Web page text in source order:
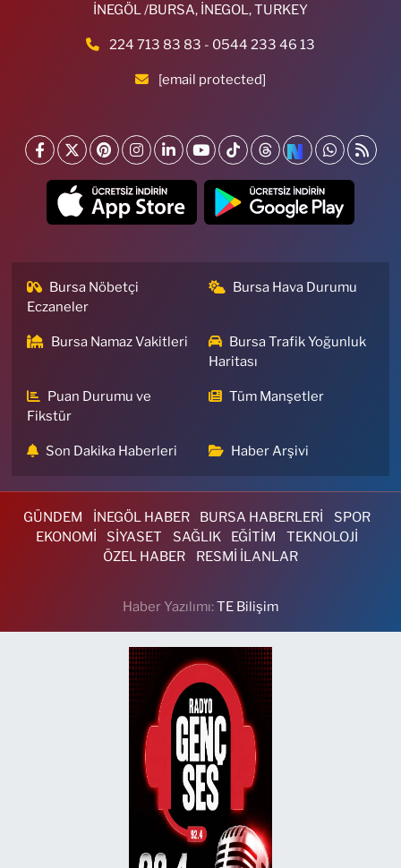
İNEGÖL /BURSA, İNEGOL, TURKEY
224 713 83 83 - 0544 233 46 13
[email protected]
Bursa Nöbetçi
Eczaneler
Bursa Hava Durumu
Bursa Namaz Vakitleri
Bursa Trafik Yoğunluk
Haritası
Puan Durumu ve
Fikstür
Tüm Manşetler
Son Dakika Haberleri Haber Arşivi
GÜNDEM İNEGÖL HABER BURSA HABERLERİ
SPOR
EKONOMİ
SİYASET SAĞLIK EĞİTİM
TEKNOLOJİ
ÖZEL HABER
RESMİ İLANLAR
Haber Yazılımı:TE Bilişim